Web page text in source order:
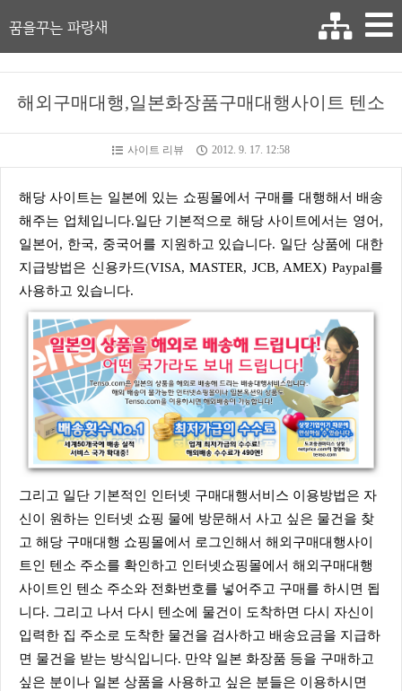
꿈을꾸는 파랑새
해외구매대행,일본화장품구매대행사이트 텐소
사이트 리뷰 2012. 9. 17. 12:58
해당 사이트는 일본에 있는 쇼핑몰에서 구매를 대행해서 배송
해주는 업체입니다.일단 기본적으로 해당 사이트에서는 영어,
일본어, 한국, 중국어를 지원하고 있습니다. 일단 상품에 대한
지급방법은 신용카드(VISA, MASTER, JCB, AMEX) Paypal를
사용하고 있습니다.
그리고 일단 기본적인 인터넷 구매대행서비스 이용방법은 자
신이 원하는 인터넷 쇼핑 물에 방문해서 사고 싶은 물건을 찾
고 해당 구매대행 쇼핑몰에서 로그인해서 해외구매대행사이
트인 텐소 주소를 확인하고 인터넷쇼핑몰에서 해외구매대행
사이트인 텐소 주소와 전화번호를 넣어주고 구매를 하시면 됩
니다. 그리고 나서 다시 텐소에 물건이 도착하면 다시 자신이
입력한 집 주소로 도착한 물건을 검사하고 배송요금을 지급하
면 물건을 받는 방식입니다. 만약 일본 화장품 등을 구매하고
싶은 분이나 일본 상품을 사용하고 싶은 분들은 이용하시면